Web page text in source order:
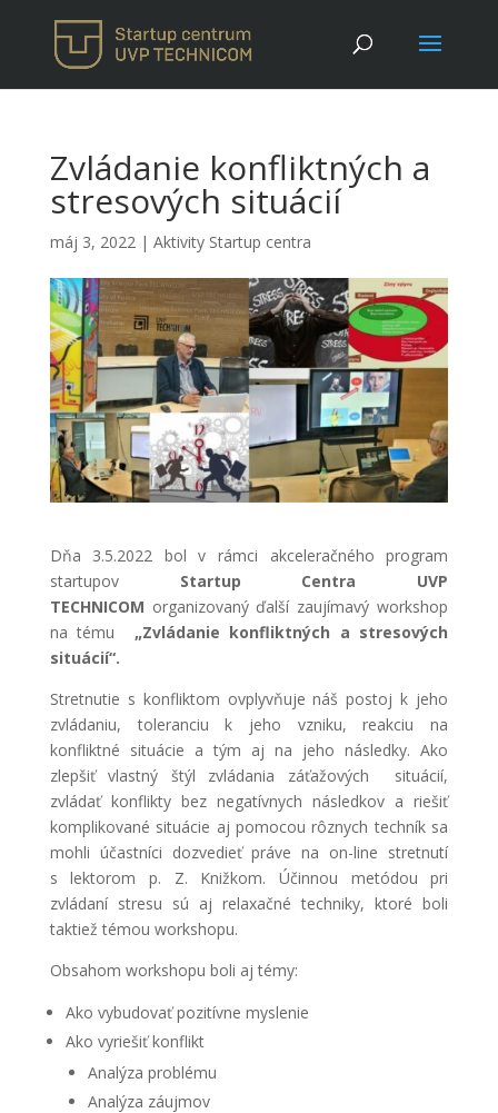
Zvládanie konfliktných a
stresových situácií
máj 3, 2022| Aktivity Startup centra
Dňa 3.5.2022 bol v rámci akceleračného program
startupov Startup Centra UVP
TECHNICOM organizovaný ďalší zaujímavý workshop
na tému „Zvládanie konfliktných a stresových
situácií“.
Stretnutie s konfliktom ovplyvňuje náš postoj k jeho
zvládaniu, toleranciu k jeho vzniku, reakciu na
konfliktné situácie a tým aj na jeho následky. Ako
zlepšiť vlastný štýl zvládania záťažových situácií,
zvládať konflikty bez negatívnych následkov a riešiť
komplikované situácie aj pomocou rôznych techník sa
mohli účastníci dozvedieť práve na on-line stretnutí
s lektorom p. Z. Knižkom. Účinnou metódou pri
zvládaní stresu sú aj relaxačné techniky, ktoré boli
taktiež témou workshopu.
Obsahom workshopu boli aj témy:
Ako vybudovať pozitívne myslenie
Ako vyriešiť konflikt
Analýza problému
Analýza záujmov